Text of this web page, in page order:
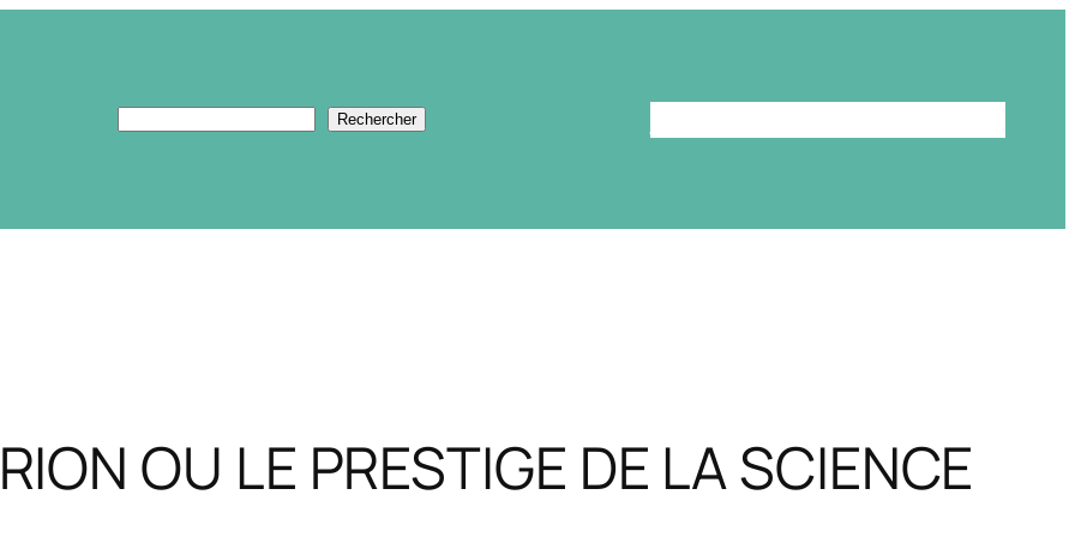
Rechercher Rechercher
OU LE PRESTIGE DE LA SCIENCE